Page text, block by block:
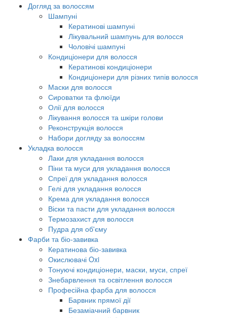
Догляд за волоссям
Шампуні
Кератинові шампуні
Лікувальний шампунь для волосся
Чоловічі шампуні
Кондиціонери для волосся
Кератинові кондиціонери
Кондиціонери для різних типів волосся
Маски для волосся
Сироватки та флюїди
Олії для волосся
Лікування волосся та шкіри голови
Реконструкція волосся
Набори догляду за волоссям
Укладка волосся
Лаки для укладання волосся
Піни та муси для укладання волосся
Спреї для укладання волосся
Гелі для укладання волосся
Крема для укладання волосся
Віски та пасти для укладання волосся
Термозахист для волосся
Пудра для об'єму
Фарби та біо-завивка
Кератинова біо-завивка
Окислювачі Oxi
Тонуючі кондиціонери, маски, муси, спреї
Знебарвлення та освітлення волосся
Професійна фарба для волосся
Барвник прямої дії
Безаміачний барвник